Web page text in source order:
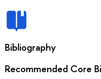
Bibliography
Recommended Core